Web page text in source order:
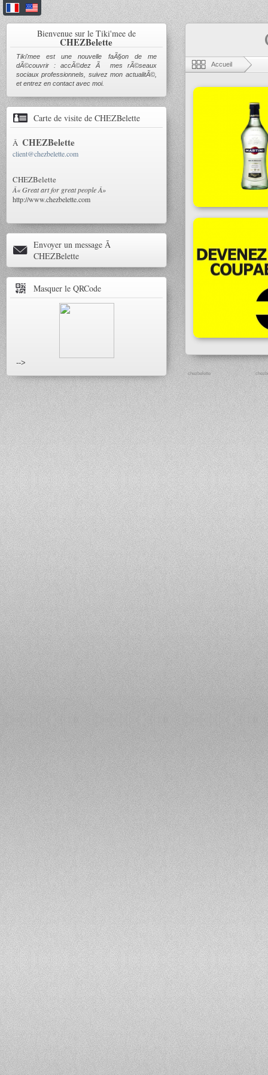
Bienvenue sur le Tiki'mee de
CHEZBelette
Tiki'mee est une nouvelle faÃ§on de me
dÃ©couvrir : accÃ©dez Ã mes rÃ©seaux
sociaux professionnels, suivez mon actualitÃ©,
et entrez en contact avec moi.
Carte de visite de CHEZBelette
Â CHEZBelette
client@chezbelette.com
CHEZBelette
Â« Great art for great people Â»
http://www.chezbelette.com
Envoyer un message Ã
CHEZBelette
Masquer le QRCode
-->
Accueil
chezbelette